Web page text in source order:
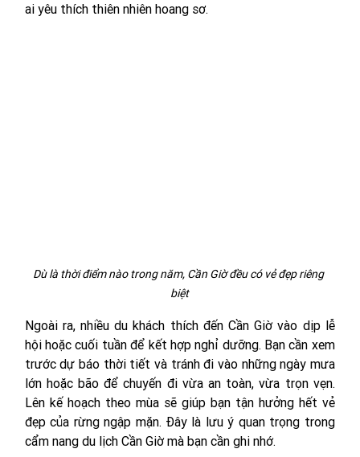
ai yêu thích thiên nhiên hoang sơ.
Dù là thời điểm nào trong năm, Cần Giờ đều có vẻ đẹp riêng
biệt
Ngoài ra, nhiều du khách thích đến Cần Giờ vào dịp lễ
hội hoặc cuối tuần để kết hợp nghỉ dưỡng. Bạn cần xem
trước dự báo thời tiết và tránh đi vào những ngày mưa
lớn hoặc bão để chuyến đi vừa an toàn, vừa trọn vẹn.
Lên kế hoạch theo mùa sẽ giúp bạn tận hưởng hết vẻ
đẹp của rừng ngập mặn. Đây là lưu ý quan trọng trong
cẩm nang du lịch Cần Giờ mà bạn cần ghi nhớ.